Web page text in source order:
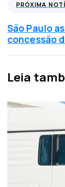
n
t
e
i
r
ó
x
i
m
n
t
i
PRÓXIMA
São Paulo
concessão
Leia